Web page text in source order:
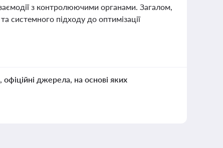
з контролюючими органами. Загалом,
системного підходу до оптимізації
джерела, на основі яких